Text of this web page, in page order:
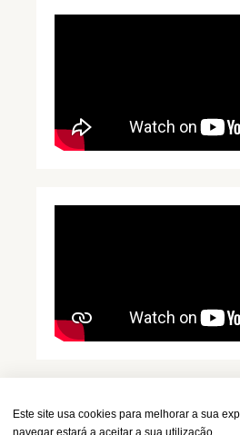
Este site usa cookies para melhorar a sua
navegar estará a aceitar a sua utilização.